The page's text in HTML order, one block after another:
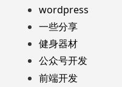
wordpress
一些分享
健身器材
公众号开发
前端开发